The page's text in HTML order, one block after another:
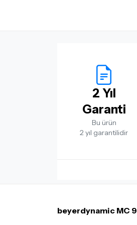
2 Yıl
Garanti
Bu ürün
2 yıl garantilidir
beyerdynamic MC